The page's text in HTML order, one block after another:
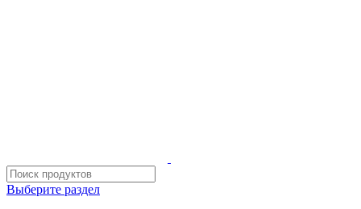
Выберите раздел